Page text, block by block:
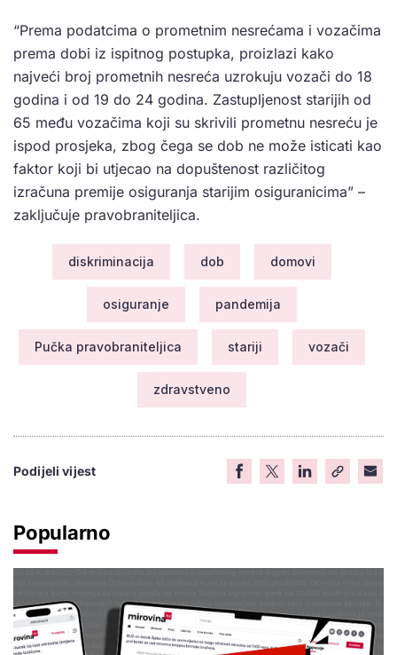
“Prema podatcima o prometnim nesrećama i vozačima
prema dobi iz ispitnog postupka, proizlazi kako
najveći broj prometnih nesreća uzrokuju vozači do 18
godina i od 19 do 24 godina. Zastupljenost starijih od
65 među vozačima koji su skrivili prometnu nesreću je
ispod prosjeka, zbog čega se dob ne može isticati kao
faktor koji bi utjecao na dopuštenost različitog
izračuna premije osiguranja starijim osiguranicima” –
zaključuje pravobraniteljica.
diskriminacija dob domovi
osiguranje pandemija
Pučka pravobraniteljica stariji vozači
zdravstveno
Podijeli vijest
Popularno